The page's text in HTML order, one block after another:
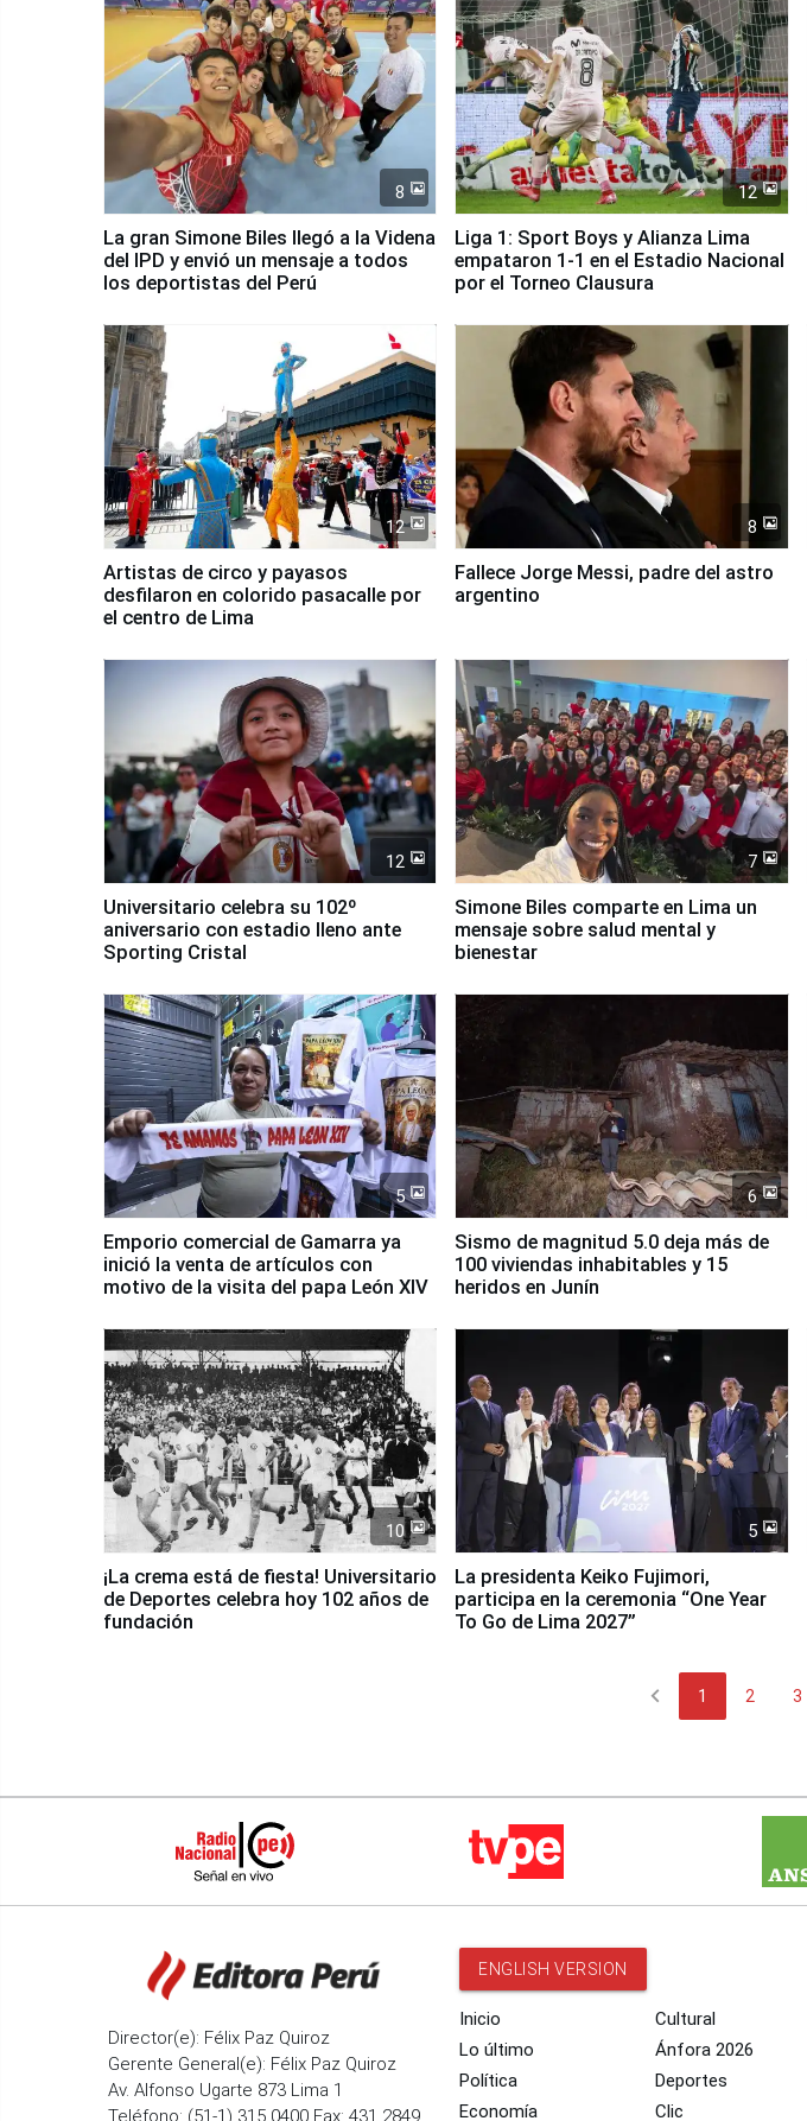
8
La gran Simone Biles llegó a la Videna
del IPD y envió un mensaje a todos
los deportistas del Perú
12
Liga 1: Sport Boys y Alianza Lima
empataron 1-1 en el Estadio Nacional
por el Torneo Clausura
12
Artistas de circo y payasos
desfilaron en colorido pasacalle por
el centro de Lima
8
Fallece Jorge Messi, padre del astro
argentino
12
Universitario celebra su 102º
aniversario con estadio lleno ante
Sporting Cristal
7
Simone Biles comparte en Lima un
mensaje sobre salud mental y
bienestar
5
Emporio comercial de Gamarra ya
inició la venta de artículos con
motivo de la visita del papa León XIV
6
Sismo de magnitud 5.0 deja más de
100 viviendas inhabitables y 15
heridos en Junín
10
¡La crema está de fiesta! Universitario
de Deportes celebra hoy 102 años de
fundación
5
La presidenta Keiko Fujimori,
participa en la ceremonia “One Year
To Go de Lima 2027”
chevron_left 1 2 3
Director(e): Félix Paz Quiroz
Gerente General(e): Félix Paz Quiroz
Av. Alfonso Ugarte 873 Lima 1
Teléfono: (51-1) 315 0400 Fax: 431 2849
ENGLISH VERSION
Inicio
Lo último
Política
Economía
Cultural
Ánfora 2026
Deportes
Clic